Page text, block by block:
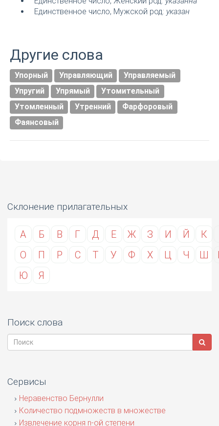
Единственное число, Мужской род: указан
Другие слова
Упорный Управляющий
Управляемый
Упругий
Упрямый
Утомительный
Утомленный
Утренний
Фарфоровый
Фаянсовый
Склонение прилагательных
А Б В Г Д Е Ж З И Й К
О
П Р С Т У Ф Х Ц Ч Ш
Ю
Я
Поиск слова
Сервисы
Неравенство Бернулли
Количество подмножеств в множестве
Извлечение корня n-ой степени